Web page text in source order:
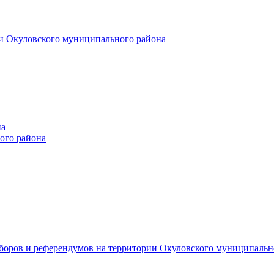
муниципального района
района
и референдумов на территории Окуловского